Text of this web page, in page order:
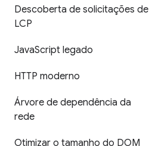
Descoberta de solicitações de
LCP
JavaScript legado
HTTP moderno
Árvore de dependência da
rede
Otimizar o tamanho do DOM